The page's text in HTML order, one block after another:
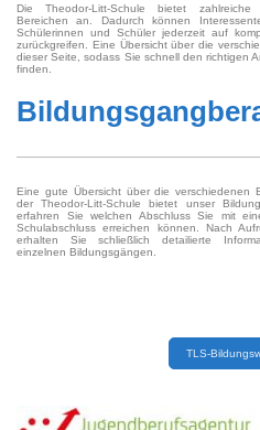
Die Theodor-Litt-Schule bietet zahlreiche
Bereichen an. Dadurch können
Schülerinnen und Schüler jederzeit auf
zurückgreifen. Eine Übersicht über die
dieser Seite, sodass Sie schnell den richtigen
finden.
Eine gute Übersicht über die verschiedenen
der Theodor-Litt-Schule bietet unser
erfahren Sie welchen Abschluss Sie mit
Schulabschluss erreichen können. Nach
erhalten Sie schließlich detailierte
einzelnen Bildungsgängen.
TLS-